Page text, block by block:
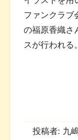
ファンクラブ
の福原香織さ
スが行われる。
投稿者: 九